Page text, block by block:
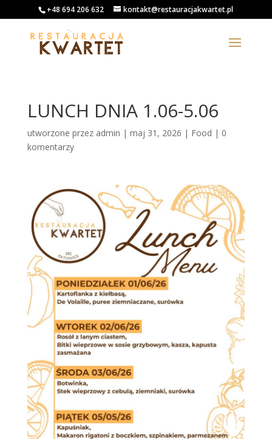
+48 694 206 632 kontakt@restauracjakwartet.pl
LUNCH DNIA 1.06-5.06
utworzone przez admin | maj 31, 2026 | Food | 0
komentarzy